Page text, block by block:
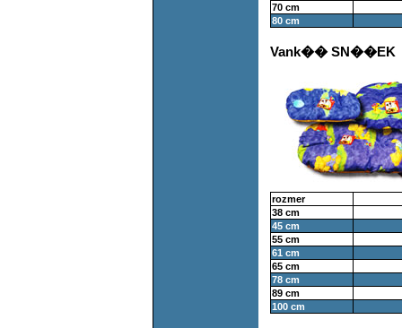
70 cm
80 cm
Vank�� SN��EK
rozmer
38 cm
45 cm
55 cm
61 cm
65 cm
78 cm
89 cm
100 cm